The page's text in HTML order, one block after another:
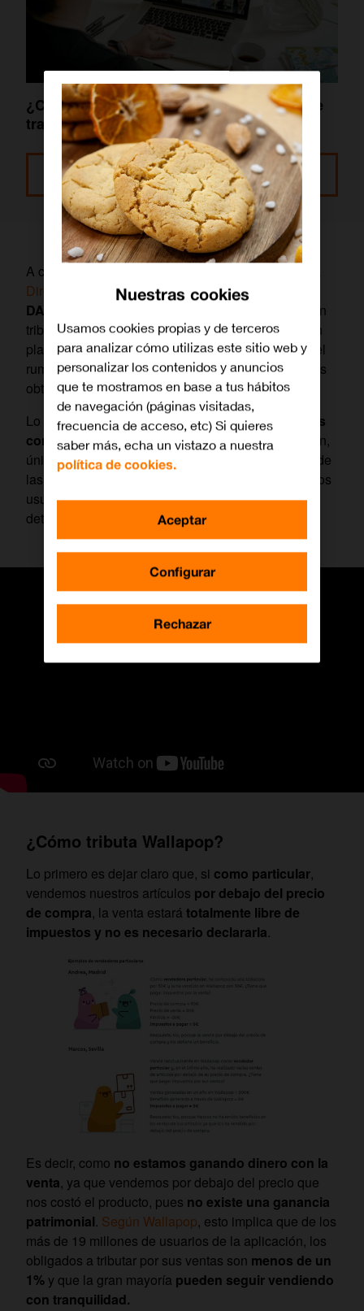
¿Cómo ganar dinero desde casa? Ideas de
trabajos online o en remoto
Leer más
A comienzos de 2023, con la entrada en vigor de la
Directiva europea 2021/514 ,más conocida como
DAC7,
surgieron múltiples dudas sobre cómo deben
tributar las ventas de artículos de segunda mano en
plataformas como Wallapop o Vinted, y se viralizó el
rumor de que iba a ser necesario incluir los ingresos
obtenidos en el IRPF.
Lo cierto es que estosólo ocurre en determinadas
condicionesque, como vamos a ver a continuación,
únicamente afectan a un porcentaje muy pequeño de
las operaciones que se realizan, y no incumben a los
usuarios no profesionales. Pero, vamos a verlo en
detalle:
¿Cómo tributa Wallapop?
Lo primero es dejar claro que, si como particular,
vendemos nuestros artículos por debajo del precio
de compra, la venta estará totalmente libre de
impuestos y no es necesario declararla.
Es decir, como no estamos ganando dinero con la
venta, ya que vendemos por debajo del precio que
nos costó el producto, pues no existe una ganancia
patrimonial. Según Wallapop, esto implica que de los
más de 19 millones de usuarios de la aplicación, los
obligados a tributar por sus ventas son menos de un
1% y que la gran mayoría pueden seguir vendiendo
con tranquilidad.
Nuestras cookies
Usamos cookies propias y de terceros
para analizar cómo utilizas este sitio web y
personalizar los contenidos y anuncios
que te mostramos en base a tus hábitos
de navegación (páginas visitadas,
frecuencia de acceso, etc) Si quieres
saber más, echa un vistazo a nuestra
política de cookies.
Configurar
Rechazar
Aceptar